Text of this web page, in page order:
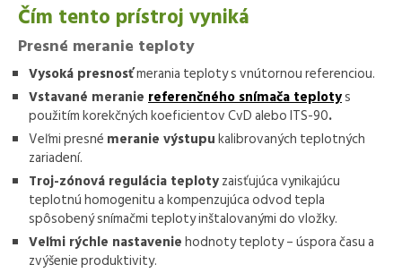
Čím tento prístroj vyniká
Presné meranie teploty
Vysoká presnosťmerania teploty s vnútornou referenciou.
Vstavané meranie referenčného snímača teplotys
použitím korekčných koeficientov CvD alebo ITS-90.
Veľmi presné meranie výstupukalibrovaných teplotných
zariadení.
Troj-zónová regulácia teplotyzaisťujúca vynikajúcu
teplotnú homogenitu a kompenzujúca odvod tepla
spôsobený snímačmi teploty inštalovanými do vložky.
Veľmi rýchle nastaveniehodnoty teploty – úspora času a
zvýšenie produktivity.